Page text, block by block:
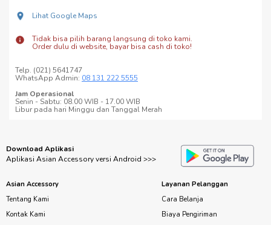
Lihat Google Maps
Tidak bisa pilih barang langsung di toko kami.
Order dulu di website, bayar bisa cash di toko!
Telp. (021) 5641747
WhatsApp Admin: 08 131 222 5555
Jam Operasional
Senin - Sabtu: 08.00 WIB - 17.00 WIB
Libur pada hari Minggu dan Tanggal Merah
Download Aplikasi
Aplikasi Asian Accessory versi Android >>>
Asian Accessory
Tentang Kami
Kontak Kami
Layanan Pelanggan
Cara Belanja
Biaya Pengiriman